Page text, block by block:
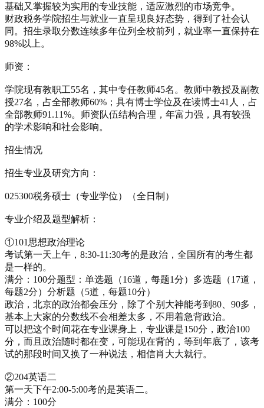
基础又掌握较为实用的专业技能，适应激烈的市场竞争。
财政税务学院招生与就业一直呈现良好态势，得到了社会认
同。招生录取分数连续多年位列全校前列，就业率一直保持在
98%以上。
师资：
学院现有教职工55名，其中专任教师45名。教师中教授及副教
授27名，占全部教师60%；具有博士学位及在读博士41人，占
全部教师91.11%。师资队伍结构合理，年富力强，具有较强
的学术影响和社会影响。
招生情况
招生专业及研究方向：
025300税务硕士（专业学位）（全日制）
专业介绍及题型解析：
①101思想政治理论
考试第一天上午，8:30-11:30考的是政治，全国所有的考生都
是一样的。
满分：100分题型：单选题（16道，每题1分）多选题（17道，
每题2分）分析题（5道，每题10分）
政治，北京的政治都会压分，除了个别大神能考到80、90多，
基本上大家的分数线不会相差太多，不用着急背政治。
可以把这个时间花在专业课身上，专业课是150分，政治100
分，而且政治随时都在变，可能现在背的，等到年底了，该考
试的那段时间又换了一种说法，相信肖大大就行。
②204英语二
第一天下午2:00-5:00考的是英语二。
满分：100分